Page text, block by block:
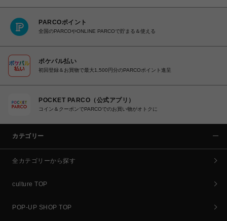
PARCOポイント
全国のPARCOやONLINE PARCOで貯まる＆使える
ポケパル払い
初回登録＆お買物で最大1,500円分のPARCOポイント進呈
POCKET PARCO（公式アプリ）
コイン＆クーポンでPARCOでのお買い物がオトクに
カテゴリー
全カテゴリーから探す
culture TOP
POP-UP SHOP TOP